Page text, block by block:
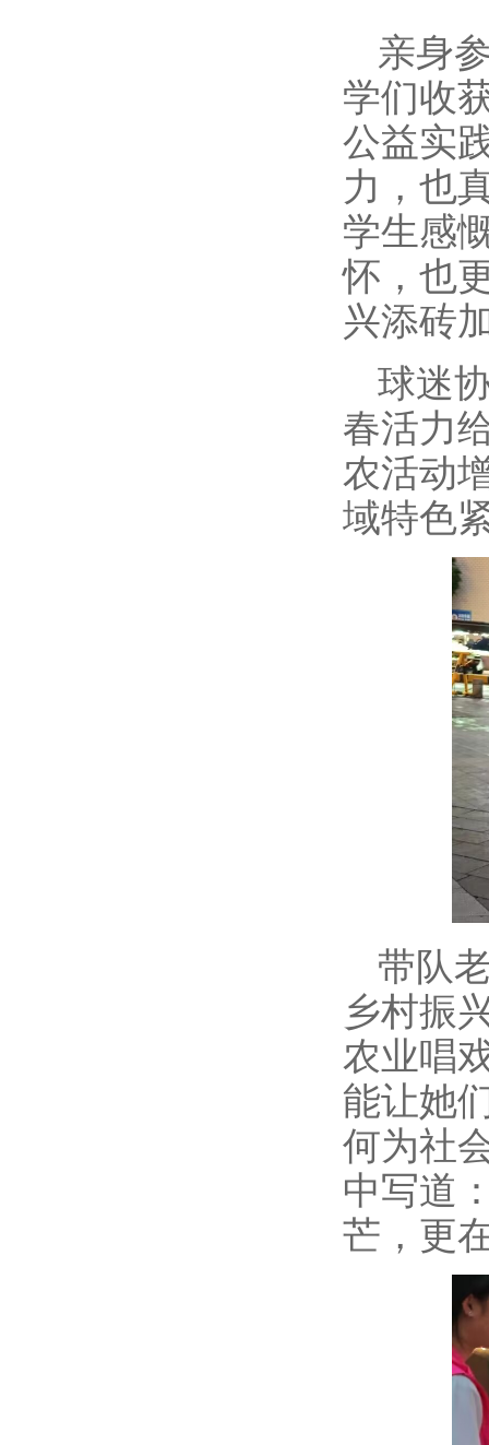
亲身
学们收
公益实
力，也
学生感
怀，也
兴添砖
球迷
春活力
农活动
域特色
带队
乡村振
农业唱
能让她
何为社
中写道
芒，更